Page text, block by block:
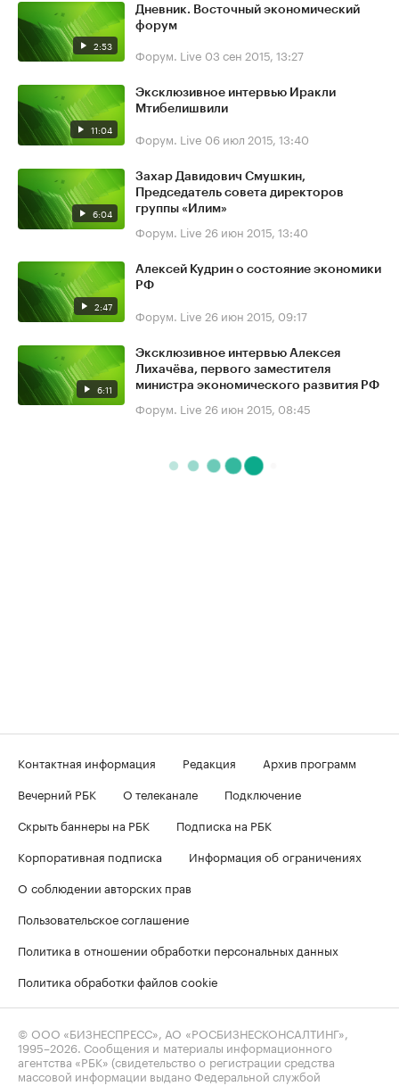
2:53
Дневник. Восточный экономический
форум
Форум. Live 03 сен 2015, 13:27
11:04
Эксклюзивное интервью Иракли
Мтибелишвили
Форум. Live 06 июл 2015, 13:40
6:04
Захар Давидович Смушкин,
Председатель совета директоров
группы «Илим»
Форум. Live 26 июн 2015, 13:40
2:47
Алексей Кудрин о состояние экономики
РФ
Форум. Live 26 июн 2015, 09:17
6:11
Эксклюзивное интервью Алексея
Лихачёва, первого заместителя
министра экономического развития РФ
Форум. Live 26 июн 2015, 08:45
Контактная информация Редакция
Архив программ
Вечерний РБК
О телеканале
Подключение
Скрыть баннеры на РБК
Подписка на РБК
Корпоративная подписка
Информация об ограничениях
О соблюдении авторских прав
Пользовательское соглашение
Политика в отношении обработки персональных данных
Политика обработки файлов cookie
© ООО «БИЗНЕСПРЕСС», АО «РОСБИЗНЕСКОНСАЛТИНГ»,
1995–2026 . Сообщения и материалы информационного
агентства «РБК» (свидетельство о регистрации средства
массовой информации выдано Федеральной службой